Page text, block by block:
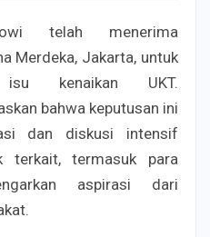
telah menerima
Merdeka, Jakarta, untuk
kenaikan UKT.
bahwa keputusan ini
dan diskusi intensif
terkait, termasuk para
aspirasi dari